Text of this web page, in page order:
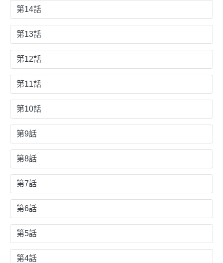
第14話
第13話
第12話
第11話
第10話
第9話
第8話
第7話
第6話
第5話
第4話